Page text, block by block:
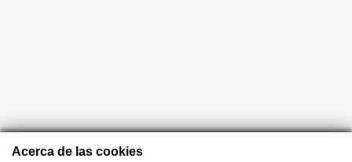
Acerca de las cookies